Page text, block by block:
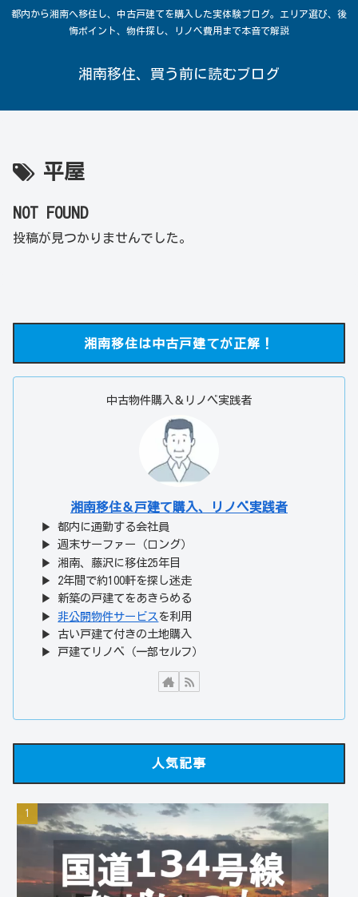
都内から湘南へ移住し、中古戸建てを購入した実体験ブログ。エリア選び、後
悔ポイント、物件探し、リノベ費用まで本音で解説
湘南移住、買う前に読むブログ
平屋
NOT FOUND
投稿が見つかりませんでした。
湘南移住は中古戸建てが正解！
中古物件購入＆リノベ実践者
湘南移住＆戸建て購入、リノベ実践者
▶ 都内に通勤する会社員
▶ 週末サーファー（ロング）
▶ 湘南、藤沢に移住25年目
▶ 2年間で約100軒を探し迷走
▶ 新築の戸建てをあきらめる
▶非公開物件サービス を利用
▶ 古い戸建て付きの土地購入
▶ 戸建てリノベ（一部セルフ）
人気記事